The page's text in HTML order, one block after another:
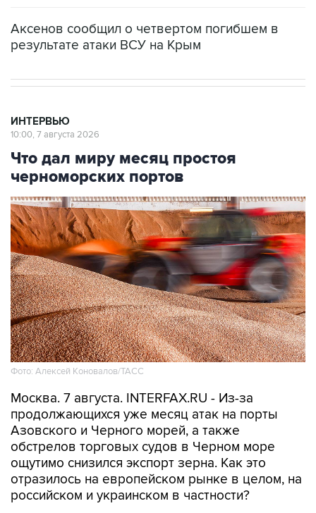
Аксенов сообщил о четвертом погибшем в
результате атаки ВСУ на Крым
ИНТЕРВЬЮ
10:00, 7 августа 2026
Что дал миру месяц простоя
черноморских портов
Фото: Алексей Коновалов/ТАСС
Москва. 7 августа. INTERFAX.RU - Из-за
продолжающихся уже месяц атак на порты
Азовского и Черного морей, а также
обстрелов торговых судов в Черном море
ощутимо снизился экспорт зерна. Как это
отразилось на европейском рынке в целом, на
российском и украинском в частности?